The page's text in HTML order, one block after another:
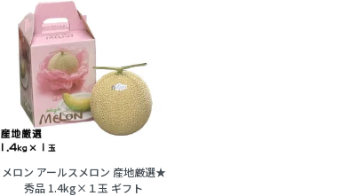
メロン アールスメロン 産地厳選★
秀品 1.4kg×１玉 ギフト